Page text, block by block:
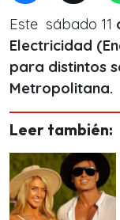
Este sábado 11
Electricidad
para distintos
Metropolitana.
Leer también: